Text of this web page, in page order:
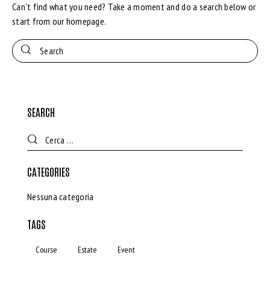
Can't find what you need? Take a moment and do a search below or
start from our homepage.
SEARCH
CATEGORIES
Nessuna categoria
TAGS
Course Estate Event